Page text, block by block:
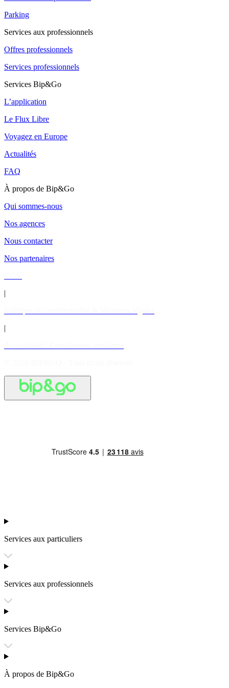
Parking
Services aux professionnels
Offres professionnels
Services professionnels
Services Bip&Go
L’application
Le Flux Libre
Voyagez en Europe
Actualités
FAQ
À propos de Bip&Go
Qui sommes-nous
Nos agences
Nous contacter
Nos partenaires
|
|
Services aux particuliers
Services aux professionnels
Services Bip&Go
À propos de Bip&Go